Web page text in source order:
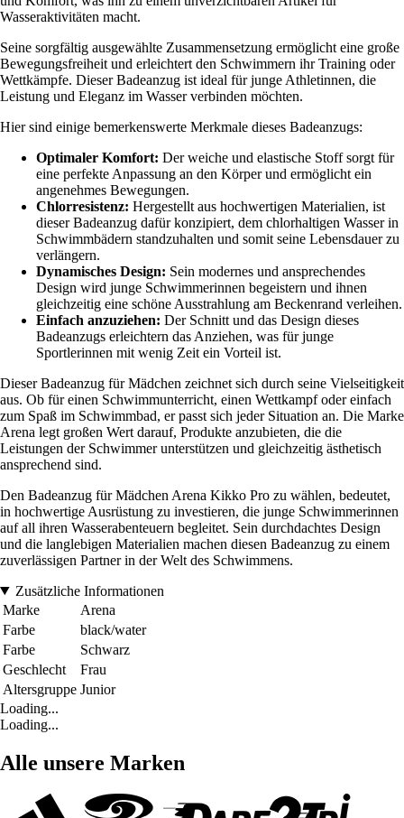
Wasseraktivitäten macht.
Seine sorgfältig ausgewählte Zusammensetzung ermöglicht eine große
Bewegungsfreiheit und erleichtert den Schwimmern ihr Training oder
Wettkämpfe. Dieser Badeanzug ist ideal für junge Athletinnen, die
Leistung und Eleganz im Wasser verbinden möchten.
Hier sind einige bemerkenswerte Merkmale dieses Badeanzugs:
Optimaler Komfort: Der weiche und elastische Stoff sorgt für
eine perfekte Anpassung an den Körper und ermöglicht ein
angenehmes Bewegungen.
Chlorresistenz: Hergestellt aus hochwertigen Materialien, ist
dieser Badeanzug dafür konzipiert, dem chlorhaltigen Wasser in
Schwimmbädern standzuhalten und somit seine Lebensdauer zu
verlängern.
Dynamisches Design: Sein modernes und ansprechendes
Design wird junge Schwimmerinnen begeistern und ihnen
gleichzeitig eine schöne Ausstrahlung am Beckenrand verleihen.
Einfach anzuziehen: Der Schnitt und das Design dieses
Badeanzugs erleichtern das Anziehen, was für junge
Sportlerinnen mit wenig Zeit ein Vorteil ist.
Dieser Badeanzug für Mädchen zeichnet sich durch seine Vielseitigkeit
aus. Ob für einen Schwimmunterricht, einen Wettkampf oder einfach
zum Spaß im Schwimmbad, er passt sich jeder Situation an. Die Marke
Arena legt großen Wert darauf, Produkte anzubieten, die die
Leistungen der Schwimmer unterstützen und gleichzeitig ästhetisch
ansprechend sind.
Den Badeanzug für Mädchen Arena Kikko Pro zu wählen, bedeutet,
in hochwertige Ausrüstung zu investieren, die junge Schwimmerinnen
auf all ihren Wasserabenteuern begleitet. Sein durchdachtes Design
und die langlebigen Materialien machen diesen Badeanzug zu einem
zuverlässigen Partner in der Welt des Schwimmens.
Zusätzliche Informationen
Marke
Arena
Farbe
black/water
Farbe
Schwarz
Geschlecht
Frau
Altersgruppe Junior
Loading...
Loading...
Alle unsere Marken